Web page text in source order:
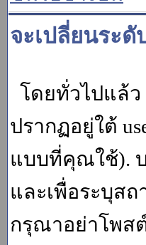
จะเปลี่ยนระดั
โดยทั่วไปแล้
ปรากฏอยู่ใต้
แบบที่คุณใช้).
และเพื่อระบุสถ
กรุณาอย่าโพส